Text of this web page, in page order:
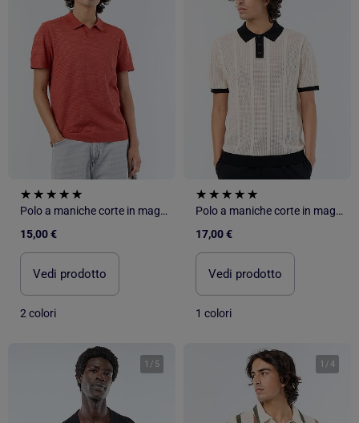
Polo a maniche corte in maglia traforata
15,00 €
Vedi prodotto
2 colori
Polo a maniche corte in maglia traforata
17,00 €
Vedi prodotto
1 colori
1 / 5 1 /4